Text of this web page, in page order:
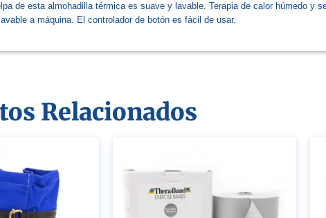
de esta almohadilla térmica es suave y lavable. Terapia de calor húmedo y
a máquina. El controlador de botón es fácil de usar.
Relacionados